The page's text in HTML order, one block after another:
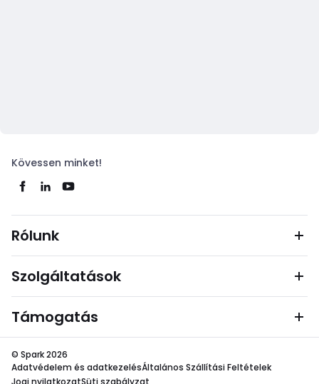
Kövessen minket!
Rólunk
Szolgáltatások
Támogatás
© Spark 2026
Adatvédelem és adatkezelésÁltalános Szállítási Feltételek
Jogi nyilatkozatSüti szabályzat